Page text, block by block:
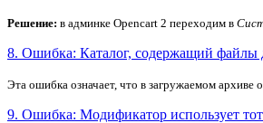
Решение: в админке Opencart 2 переходим в
8. Ошибка: Каталог, содержащий файлы
Эта ошибка означает, что в загружаемом архиве
9. Ошибка: Модификатор использует